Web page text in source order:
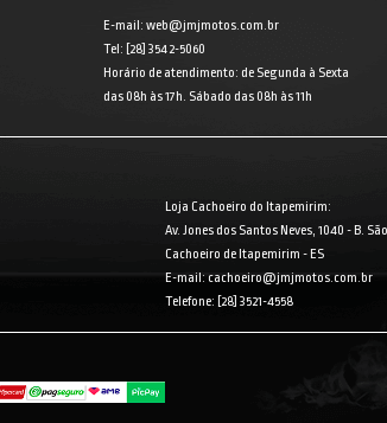
E-mail: web@jmjmotos.com.br
Tel: [28] 3542-5060
Horário de atendimento: de Segunda à Sexta
das 08h às 17h. Sábado das 08h às 11h
Loja Cachoeiro do Itapemirim:
Av. Jones dos Santos Neves, 1040 - B.
Cachoeiro de Itapemirim - ES
E-mail: cachoeiro@jmjmotos.com.br
Telefone: [28] 3521-4558